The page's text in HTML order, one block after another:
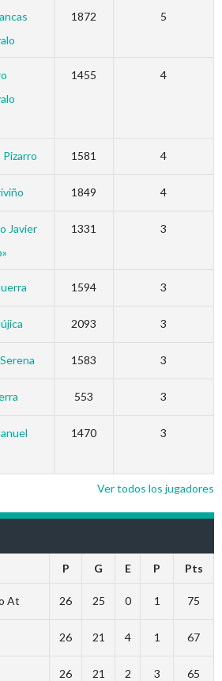
1872 5
1455 4
1581 4
1849 4
Javier
1331 3
1594 3
2093 3
1583 3
553 3
1470 3
Ver todos los jugadores
P G E P Pts
At 26 25 0 1 75
26 21 4 1 67
26 21 2 3 65